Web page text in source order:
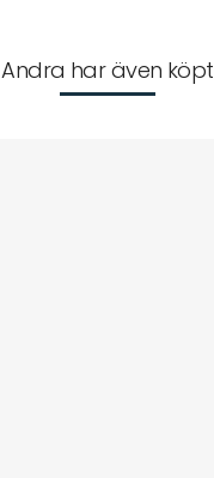
Andra har även köpt